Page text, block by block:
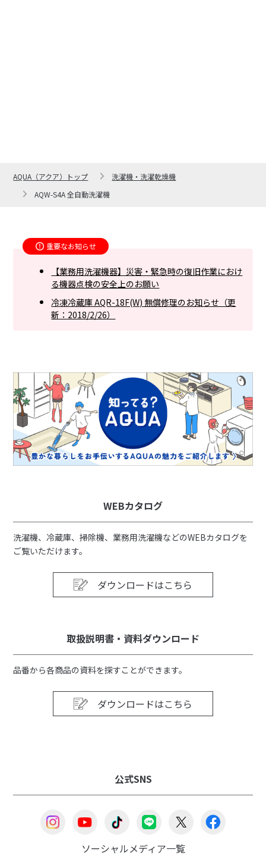
AQUA（アクア）トップ
洗濯機・洗濯乾燥機
AQW-S4A 全自動洗濯機
重要なお知らせ
【業務用洗濯機器】災害・緊急時の復旧作業におけ
る機器点検の安全上のお願い
冷凍冷蔵庫 AQR-18F(W) 無償修理のお知らせ（更
新：2018/2/26）
WEBカタログ
洗濯機、冷蔵庫、掃除機、業務用洗濯機などのWEBカタログを
ご覧いただけます。
ダウンロードはこちら
取扱説明書・資料ダウンロード
品番から各商品の資料を探すことができます。
ダウンロードはこちら
公式SNS
ソーシャルメディア一覧